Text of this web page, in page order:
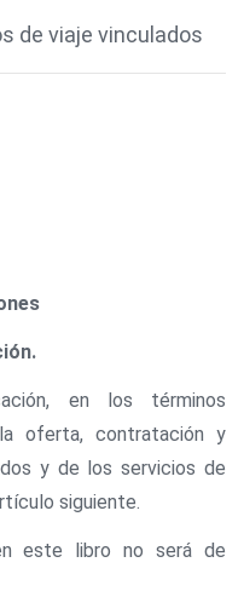
de viaje vinculados
en los términos
oferta, contratación y
y de los servicios de
siguiente.
este libro no será de